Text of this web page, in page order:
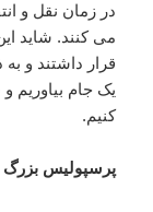
در زمان نقل و
می کنند. شاید
قرار داشتند و
یک جام بیاوریم
کنیم.
پرسپولیس